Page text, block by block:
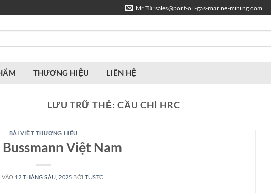
Mr Tú :sales@port-oil-gas-marine-mining.com
THƯƠNG HIỆU LIÊN HỆ
LƯU TRỮ THẺ: CẦU CHÌ HRC
BÀI VIẾT THƯƠNG HIỆU
Việt Nam
12 THÁNG SÁU, 2025 BỞITUSTC